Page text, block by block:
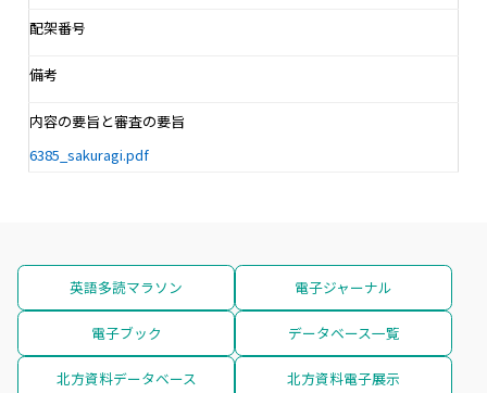
配架番号
備考
内容の要旨と審査の要旨
6385_sakuragi.pdf
英語多読マラソン 電子ジャーナル
電子ブック データベース一覧
北方資料データベース 北方資料電子展示